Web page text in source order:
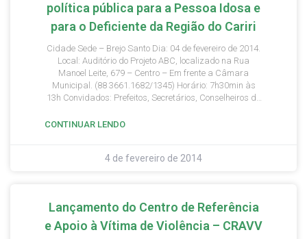
política pública para a Pessoa Idosa e
para o Deficiente da Região do Cariri
Cidade Sede – Brejo Santo Dia: 04 de fevereiro de 2014.
Local: Auditório do Projeto ABC, localizado na Rua
Manoel Leite, 679 – Centro – Em frente a Câmara
Municipal. (88 3661.1682/1345) Horário: 7h30min às
13h Convidados: Prefeitos, Secretários, Conselheiros de
Câmara Municipal. Programação: 1º PAINEL-
Independência 2º PAINEL – – As instâncias de Defesa e
Município poderá participar com até cinco pessoas
(Prefeito, Secretários, Conselheiros de direitos,
primeiras-damas, promotores, juízes, câmara
CONTINUAR LENDO
4 de fevereiro de 2014
Lançamento do Centro de Referência
e Apoio à Vítima de Violência – CRAVV